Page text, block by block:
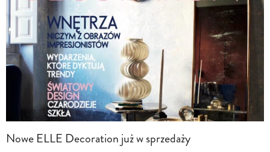
Nowe ELLE Decoration już w sprzedaży